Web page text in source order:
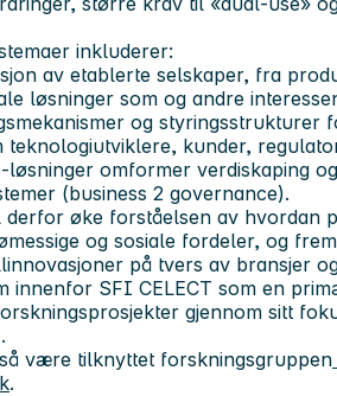
inkluderer:
av etablerte selskaper, fra
løsninger som og andre
og styringsstrukturer
teknologiutviklere, kunder,
omformer verdiskaping
(business 2 governance).
derfor øke forståelsen av hvordan
og sosiale fordeler, og
på tvers av bransjer
innenfor SFI CELECT som en
gjennom sitt
være tilknyttet forskningsgruppen
.